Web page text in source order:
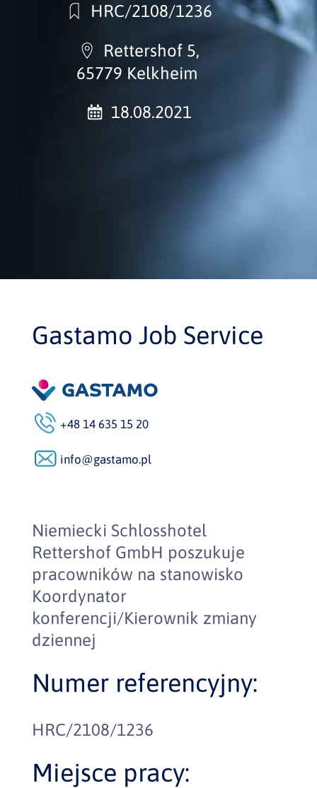
HRC/2108/1236
Rettershof 5,
65779 Kelkheim
18.08.2021
Gastamo Job Service
+48 14 635 15 20
info@gastamo.pl
Niemiecki Schlosshotel
Rettershof GmbH poszukuje
pracowników na stanowisko
Koordynator
konferencji/Kierownik zmiany
dziennej
Numer referencyjny:
HRC/2108/1236
Miejsce pracy: